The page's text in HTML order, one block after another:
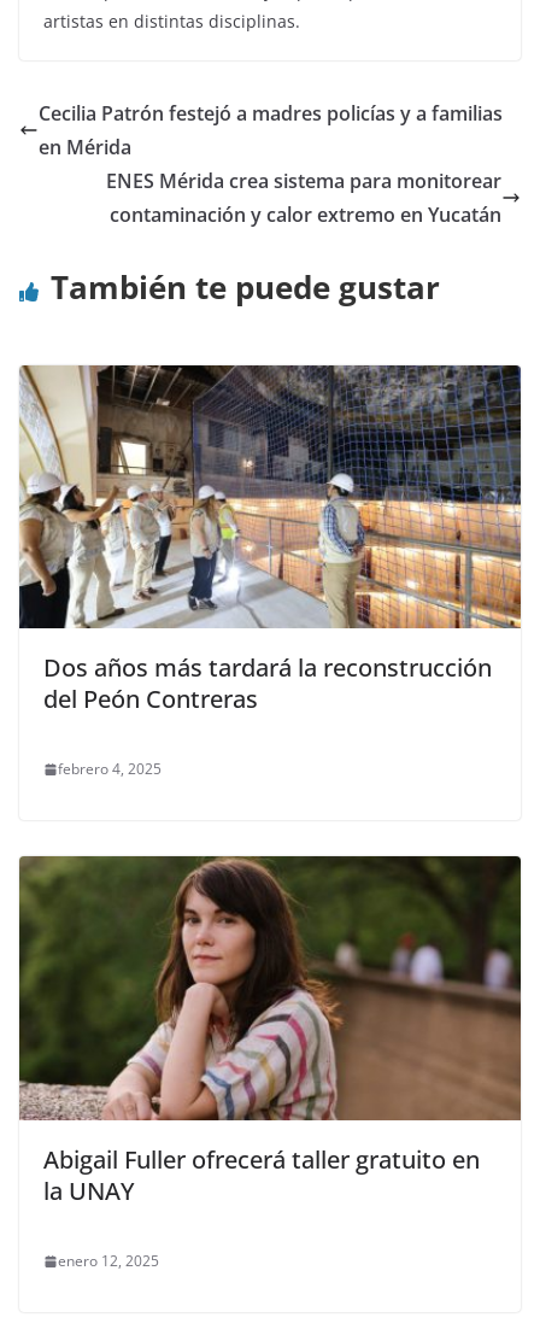
artistas en distintas disciplinas.
Cecilia Patrón festejó a madres policías y a familias
en Mérida
ENES Mérida crea sistema para monitorear
contaminación y calor extremo en Yucatán
También te puede gustar
Dos años más tardará la reconstrucción
del Peón Contreras
febrero 4, 2025
Abigail Fuller ofrecerá taller gratuito en
la UNAY
enero 12, 2025